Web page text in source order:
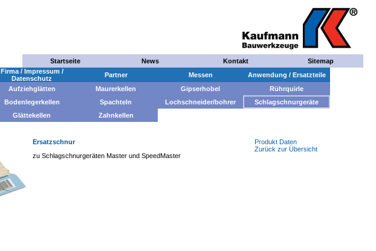
Startseite News Kontakt
Sitemap
Firma / Impressum /
Datenschutz
Partner Messen
Anwendung / Ersatzteile
Aufziehglätten Maurerkellen Gipserhobel
Rührquirle
Bodenlegerkellen Spachteln Lochschneider/bohrer
Schlagschnurgeräte
Glättekellen Zahnkellen
Ersatzschnur
zu Schlagschnurgeräten Master und SpeedMaster
Produkt Daten
Zurück zur Übersicht